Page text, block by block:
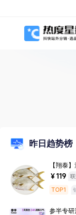
昨日趋势榜
【翔泰
￥119
TOP1
参半专研